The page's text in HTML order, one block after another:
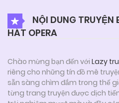
NỘI DUNG
HÁT OPERA
Chào mừng bạn đến với Lazy
riêng cho những tín đồ mê
sẵn sàng chìm đắm trong thế
từng trang truyện được dịch